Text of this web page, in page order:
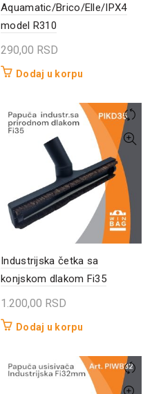
Aquamatic/Brico/Elle/IPX4
model R310
290,00 RSD
Dodaj u korpu
Industrijska četka sa
konjskom dlakom Fi35
1.200,00 RSD
Dodaj u korpu